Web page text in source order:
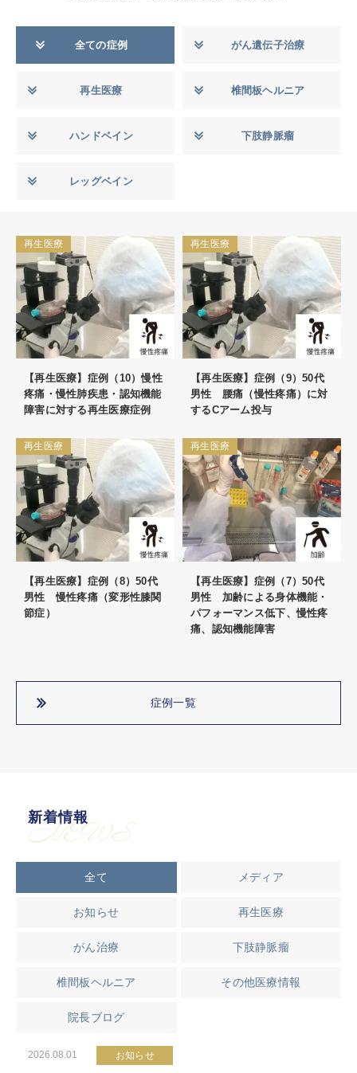
全ての症例 がん遺伝子治療
再生医療 椎間板ヘルニア
ハンドベイン 下肢静脈瘤
レッグベイン
再生医療
【再生医療】症例（10）慢性
疼痛・慢性肺疾患・認知機能
障害に対する再生医療症例
再生医療
【再生医療】症例（9）50代
男性 腰痛（慢性疼痛）に対
するCアーム投与
再生医療
【再生医療】症例（8）50代
男性 慢性疼痛（変形性膝関
節症）
再生医療
【再生医療】症例（7）50代
男性 加齢による身体機能・
パフォーマンス低下、慢性疼
痛、認知機能障害
症例一覧
新着情報
NEWS
全て メディア
お知らせ 再生医療
がん治療 下肢静脈瘤
椎間板ヘルニア その他医療情報
院長ブログ
2026.08.01 お知らせ